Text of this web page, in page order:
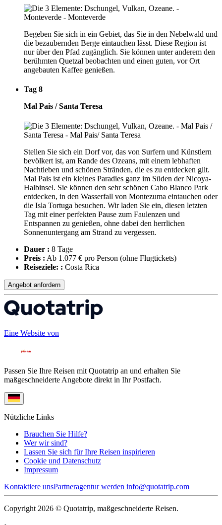
Begeben Sie sich in ein Gebiet, das Sie in den Nebelwald und
die bezaubernden Berge eintauchen lässt. Diese Region ist
nur über den Pfad zugänglich. Sie können unter anderem den
berühmten Quetzal beobachten und einen guten, vor Ort
angebauten Kaffee genießen.
Tag 8
Mal Pais / Santa Teresa
Stellen Sie sich ein Dorf vor, das von Surfern und Künstlern
bevölkert ist, am Rande des Ozeans, mit einem lebhaften
Nachtleben und schönen Stränden, die es zu entdecken gilt.
Mal Pais ist ein kleines Paradies ganz im Süden der Nicoya-
Halbinsel. Sie können den sehr schönen Cabo Blanco Park
entdecken, in den Wasserfall von Montezuma eintauchen oder
die Isla Tortuga besuchen. Wir laden Sie ein, diesen letzten
Tag mit einer perfekten Pause zum Faulenzen und
Entspannen zu genießen, ohne dabei den herrlichen
Sonnenuntergang am Strand zu vergessen.
Dauer : 8 Tage
Preis : Ab 1.077 € pro Person (ohne Flugtickets)
Reiseziele: : Costa Rica
Angebot anfordern
Eine Website von
Passen Sie Ihre Reisen mit Quotatrip an und erhalten Sie
maßgeschneiderte Angebote direkt in Ihr Postfach.
Nützliche Links
Brauchen Sie Hilfe?
Wer wir sind?
Lassen Sie sich für Ihre Reisen inspirieren
Cookie und Datenschutz
Impressum
Kontaktiere unsPartneragentur werden info@quotatrip.com
Copyright 2026 © Quotatrip, maßgeschneiderte Reisen.